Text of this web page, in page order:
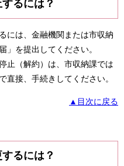
るには？
には、金融機関または市収納
」を提出してください。
止（解約）は、市収納課では
直接、手続きしてください。​
▲目次に戻る
るには？